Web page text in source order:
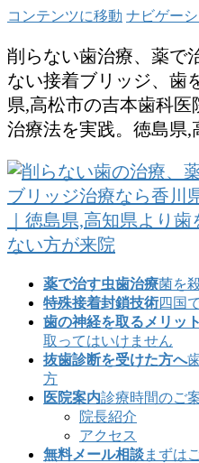
コンテンツに移動 ナビゲー
削らない歯治療、薬で
ない接着ブリッジ、歯
県,高松市の吉本歯科
治療法を実践。徳島県,
薬で治す虫歯治療菌を
特殊接着封鎖技術四国
歯の神経を取るメリッ
取ってはいけません
抜歯診断を受けた方へ
方
医院案内診療時間のご
院長紹介
アクセス
無料メール相談まずは